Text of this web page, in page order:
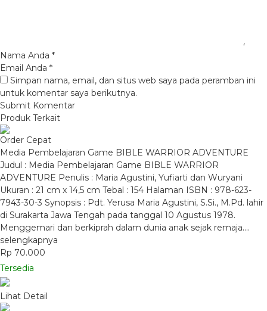
Nama Anda *
Email Anda *
Simpan nama, email, dan situs web saya pada peramban ini
untuk komentar saya berikutnya.
Produk Terkait
Order Cepat
Media Pembelajaran Game BIBLE WARRIOR ADVENTURE
Judul : Media Pembelajaran Game BIBLE WARRIOR
ADVENTURE Penulis : Maria Agustini, Yufiarti dan Wuryani
Ukuran : 21 cm x 14,5 cm Tebal : 154 Halaman ISBN : 978-623-
7943-30-3 Synopsis : Pdt. Yerusa Maria Agustini, S.Si., M.Pd. lahir
di Surakarta Jawa Tengah pada tanggal 10 Agustus 1978.
Menggemari dan berkiprah dalam dunia anak sejak remaja….
selengkapnya
Rp 70.000
Tersedia
Lihat Detail